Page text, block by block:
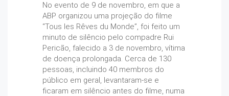
No evento de 9 de novembro, em que a
ABP organizou uma projeção do filme
“Tous les Rêves du Monde”, foi feito um
minuto de silêncio pelo compadre Rui
Pericão, falecido a 3 de novembro, vítima
de doença prolongada. Cerca de 130
pessoas, incluindo 40 membros do
público em geral, levantaram-se e
ficaram em silêncio antes do filme, numa